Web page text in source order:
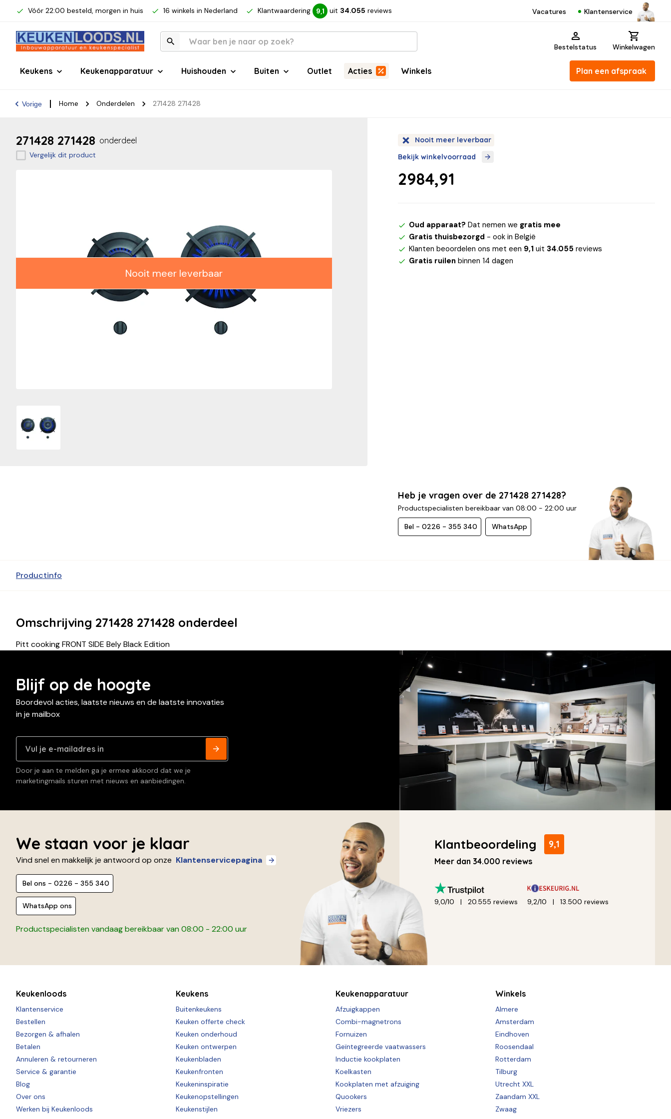
Vóór 22:00 besteld, morgen in huis 16 winkels in Nederland Klantwaardering 9,1 uit 34.055 reviews Vacatures Klantenservice
Bestelstatus Winkelwagen
Keukens Keukenapparatuur Huishouden Buiten Outlet Acties Winkels Plan een afspraak
Vorige Home Onderdelen 271428 271428
271428 271428 onderdeel
Vergelijk dit product
Nooit meer leverbaar
Nooit meer leverbaar
Bekijk winkelvoorraad
2984,91
Oud apparaat? Dat nemen we gratis mee
Gratis thuisbezorgd - ook in België
Klanten beoordelen ons met een 9,1 uit 34.055 reviews
Gratis ruilen binnen 14 dagen
Heb je vragen over de 271428 271428?
Productspecialisten bereikbaar van 08:00 - 22:00 uur
Bel - 0226 - 355 340 WhatsApp
Productinfo
Omschrijving 271428 271428 onderdeel
Pitt cooking FRONT SIDE Bely Black Edition
Blijf op de hoogte
Boordevol acties, laatste nieuws en de laatste innovaties
in je mailbox
Door je aan te melden ga je ermee akkoord dat we je
marketingmails sturen met nieuws en aanbiedingen.
We staan voor je klaar
Vind snel en makkelijk je antwoord op onze Klantenservicepagina
Bel ons - 0226 - 355 340
WhatsApp ons
Productspecialisten vandaag bereikbaar van 08:00 - 22:00 uur
Klantbeoordeling 9,1
Meer dan 34.000 reviews
9,0/10 20.555 reviews 9,2/10 13.500 reviews
Keukenloods
Klantenservice
Bestellen
Bezorgen & afhalen
Betalen
Annuleren & retourneren
Service & garantie
Blog
Over ons
Werken bij Keukenloods
Keukens
Buitenkeukens
Keuken offerte check
Keuken onderhoud
Keuken ontwerpen
Keukenbladen
Keukenfronten
Keukeninspiratie
Keukenopstellingen
Keukenstijlen
Keukenapparatuur
Afzuigkappen
Combi-magnetrons
Fornuizen
Geïntegreerde vaatwassers
Inductie kookplaten
Koelkasten
Kookplaten met afzuiging
Quookers
Vriezers
Winkels
Almere
Amsterdam
Eindhoven
Roosendaal
Rotterdam
Tilburg
Utrecht XXL
Zaandam XXL
Zwaag